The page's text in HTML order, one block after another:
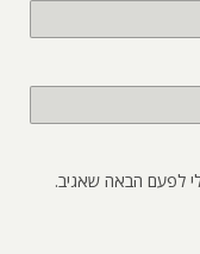
לפעם הבאה שאגיב.